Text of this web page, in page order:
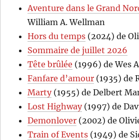
Aventure dans le Grand
William A. Wellman
Hors du temps (2024) de
Sommaire de juillet 2026
Tête brûlée (1996) de Wes
Fanfare d’amour (1935) de
Marty(1955) de Delbert
Lost Highway(1997) de
Demonlover (2002) de
Train of Events (1949) de